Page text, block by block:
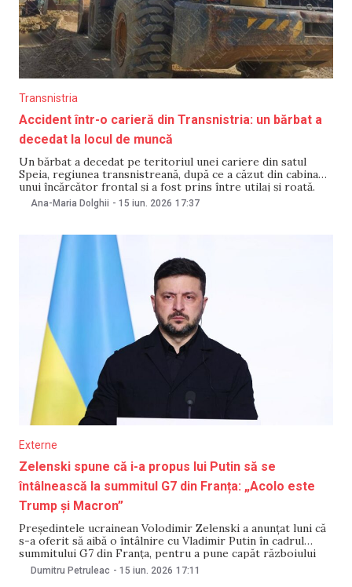
Transnistria
Accident într-o carieră din Transnistria: un bărbat a
decedat la locul de muncă
Un bărbat a decedat pe teritoriul unei cariere din satul
Speia, regiunea transnistreană, după ce a căzut din cabina
unui încărcător frontal și a fost prins între utilaj și roată.
Cazul a avut loc luni, 15 iunie. Informațiile au fost
comunicate de autoritățile nerecunoscute de la Tiraspol.
Ana-Maria Dolghii - 15 iun. 2026 17:37
Externe
Zelenski spune că i-a propus lui Putin să se
întâlnească la summitul G7 din Franța: „Acolo este
Trump și Macron”
Președintele ucrainean Volodimir Zelenski a anunțat luni că
s-a oferit să aibă o întâlnire cu Vladimir Putin în cadrul
summitului G7 din Franța, pentru a pune capăt războiului
care durează de peste patru ani, dar președintele rus nu s-a
arătat dispus, relatează Reuters. „Am transmis mesajul că
Dumitru Petruleac - 15 iun. 2026 17:11